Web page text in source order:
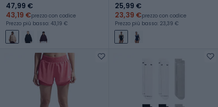
47,99 €
43,19 €prezzo con codice
Prezzo più basso: 43,19 €
25,99 €
23,39 €prezzo con codice
Prezzo più basso: 23,39 €